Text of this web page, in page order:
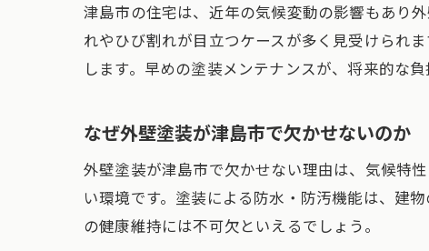
外
津島市の住宅は、近年の気候変動の影響もあり
れやひび割れが目立つケースが多く見受けられ
します。早めの塗装メンテナンスが、将来的な負
なぜ外壁塗装が津島市で欠かせないのか
外壁塗装が津島市で欠かせない理由は、気候特
い環境です。塗装による防水・防汚機能は、建
の健康維持には不可欠といえるでしょう。